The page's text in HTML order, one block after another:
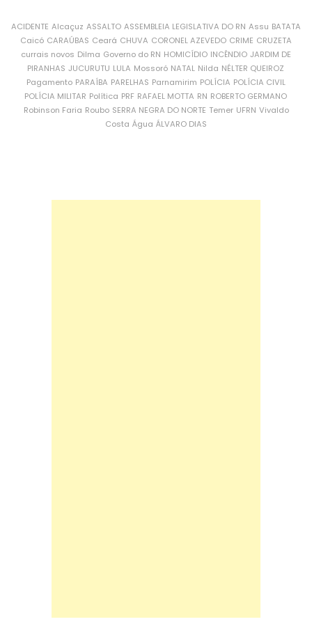
ACIDENTE Alcaçuz ASSALTO ASSEMBLEIA LEGISLATIVA DO RN Assu BATATA
Caicó CARAÚBAS Ceará CHUVA CORONEL AZEVEDO CRIME CRUZETA
currais novos Dilma Governo do RN HOMICÍDIO INCÊNDIO JARDIM DE
PIRANHAS JUCURUTU LULA Mossoró NATAL Nilda NÉLTER QUEIROZ
Pagamento PARAÍBA PARELHAS Parnamirim POLÍCIA POLÍCIA CIVIL
POLÍCIA MILITAR Política PRF RAFAEL MOTTA RN ROBERTO GERMANO
Robinson Faria Roubo SERRA NEGRA DO NORTE Temer UFRN Vivaldo
Costa Água ÁLVARO DIAS